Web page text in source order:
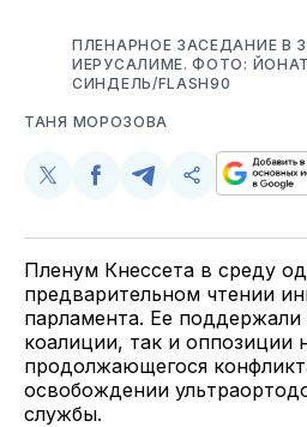
ПЛЕНАРНОЕ ЗАСЕДАНИЕ В
ИЕРУСАЛИМЕ. ФОТО:
СИНДЕЛЬ/FLASH90
ТАНЯ МОРОЗОВА
Поделиться
Twitter
Поделиться
Facebook
Поделиться
Telegram
Скопируйте
поделитесь
Пленум Кнессета в среду
предварительном чтении
парламента. Ее поддержали
коалиции, так и оппозиции
продолжающегося
освобождении
службы.